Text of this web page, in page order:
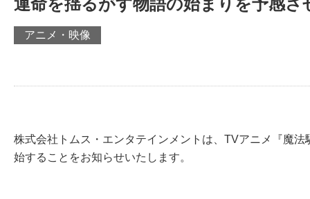
運命を揺るがす物語の始まりを予感
アニメ・映像
株式会社トムス・エンタテインメントは、TVアニメ『魔
始することをお知らせいたします。